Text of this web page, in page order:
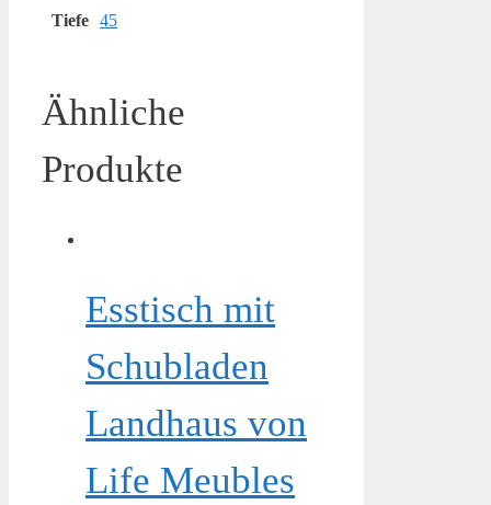
Tiefe 45
Ähnliche
Produkte
Esstisch mit
Schubladen
Landhaus von
Life Meubles